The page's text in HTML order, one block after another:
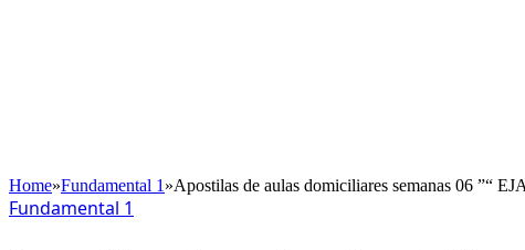
Home»Fundamental 1 »Apostilas de aulas domiciliares semanas 06 ”“
Fundamental 1